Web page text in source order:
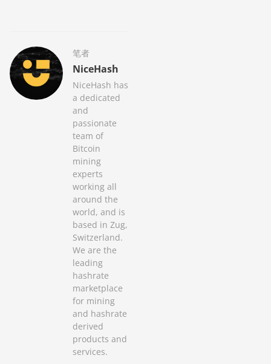
笔者
NiceHash
NiceHash has
a dedicated
and
passionate
team of
Bitcoin
mining
experts
working all
around the
world, and is
based in Zug,
Switzerland.
We are the
leading
hashrate
marketplace
for mining
and hashrate
derived
products and
services.